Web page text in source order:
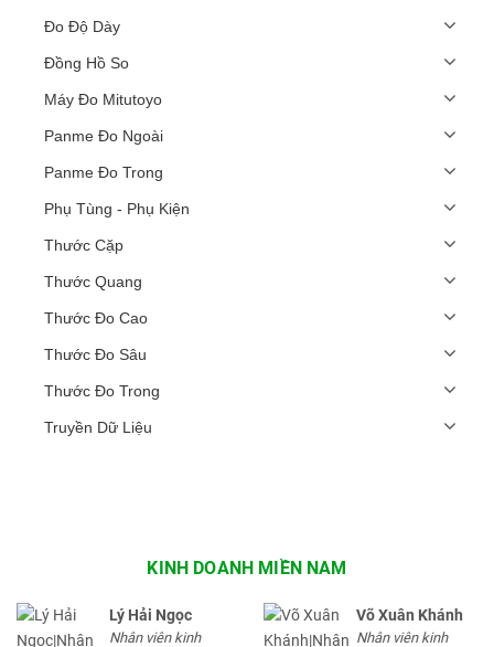
Đo Độ Dày
Đồng Hồ So
Máy Đo Mitutoyo
Panme Đo Ngoài
Panme Đo Trong
Phụ Tùng - Phụ Kiện
Thước Cặp
Thước Quang
Thước Đo Cao
Thước Đo Sâu
Thước Đo Trong
Truyền Dữ Liệu
KINH DOANH MIỀN NAM
Lý Hải Ngọc
Nhân viên kinh
Võ Xuân Khánh
Nhân viên kinh